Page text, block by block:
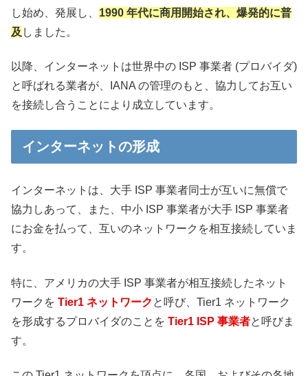
し始め、発展し、 1990 年代に商用開始され、爆発的に普
及 しました。
以降、インターネットは世界中の ISP 事業者 (プロバイダ)
と呼ばれる業者が、IANA の管理のもと、協力してお互い
を接続し合うことにより成立しています。
インターネットの形成
インターネットは、大手 ISP 事業者同士が互いに無償で
協力しあって、また、中小 ISP 事業者が大手 ISP 事業者
にお金を払って、互いのネットワークを相互接続していま
す。
特に、アメリカの大手 ISP 事業者が相互接続したネット
ワークを Tier1 ネットワーク と呼び、Tier1 ネットワーク
を形成するプロバイダのことを Tier1 ISP 事業者と呼びま
す。